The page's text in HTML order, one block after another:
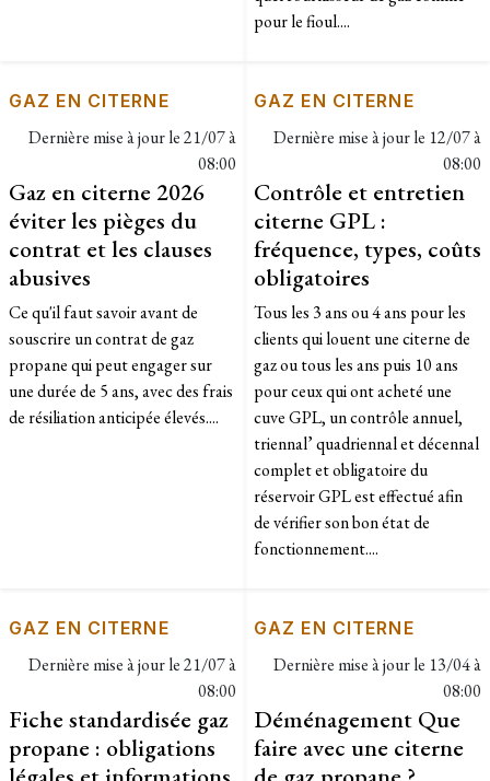
pour le fioul....
GAZ EN CITERNE
Dernière mise à jour le21/07 à
08:00
Gaz en citerne 2026
éviter les pièges du
contrat et les clauses
abusives
Ce qu'il faut savoir avant de
souscrire un contrat de gaz
propane qui peut engager sur
une durée de 5 ans, avec des frais
de résiliation anticipée élevés....
GAZ EN CITERNE
Dernière mise à jour le 12/07 à
08:00
Contrôle et entretien
citerne GPL :
fréquence, types, coûts
obligatoires
Tous les 3 ans ou 4 ans pour les
clients qui louent une citerne de
gaz ou tous les ans puis 10 ans
pour ceux qui ont acheté une
cuve GPL, un contrôle annuel,
triennal’ quadriennal et décennal
complet et obligatoire du
réservoir GPL est effectué afin
de vérifier son bon état de
fonctionnement....
GAZ EN CITERNE
Dernière mise à jour le21/07 à
08:00
Fiche standardisée gaz
propane : obligations
GAZ EN CITERNE
Dernière mise à jour le 13/04 à
08:00
Déménagement Que
faire avec une citerne